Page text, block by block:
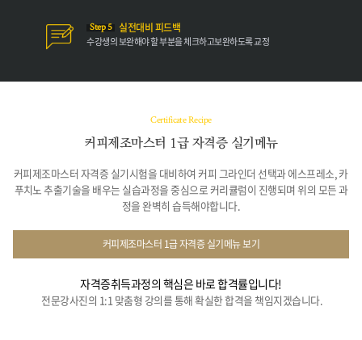
Step 5 실전대비 피드백
수강생의 보완해야할 부분을 체크하고보완하도록 교정
Certificate Recipe
커피제조마스터 1급 자격증 실기메뉴
커피제조마스터 자격증 실기시험을 대비하여 커피 그라인더 선택과 에스프레소, 카
푸치노 추출기술을 배우는 실습과정을 중심으로 커리큘럼이 진행되며 위의 모든 과
정을 완벽히 습득해야합니다.
커피제조마스터 1급 자격증 실기메뉴 보기
자격증취득과정의 핵심은 바로 합격률입니다!
전문강사진의 1:1 맞춤형 강의를 통해 확실한 합격을 책임지겠습니다.